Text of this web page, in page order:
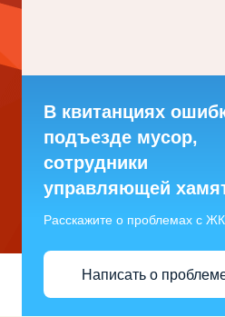
В квитанциях
подъезде мусор,
сотрудники
управляющей
Расскажите о проблемах с
Написать о